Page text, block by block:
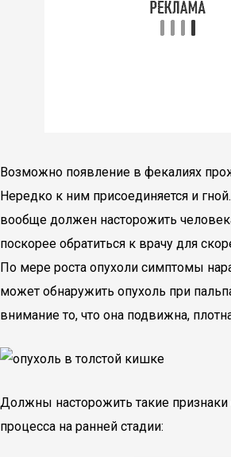
Возможно появление в фекалиях
Нередко к ним присоединяется и
вообще должен насторожить
поскорее обратиться к врачу для
По мере роста опухоли симптомы
может обнаружить опухоль при
внимание то, что она подвижна,
Должны насторожить такие признаки
процесса на ранней стадии: